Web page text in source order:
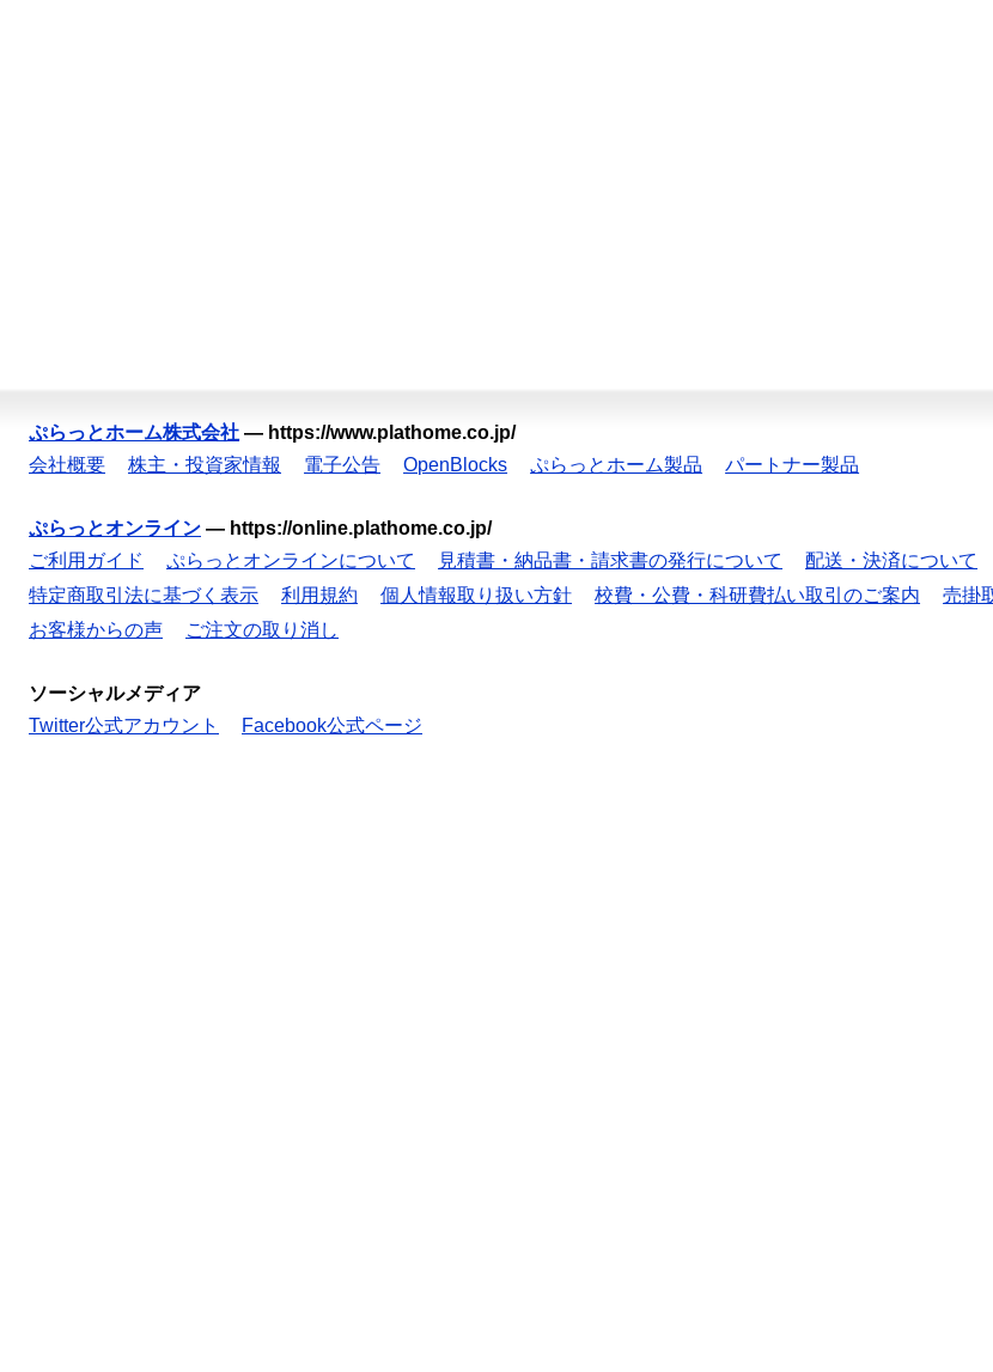
ぷらっとホーム株式会社 — https://www.plathome.co.jp/
会社概要
株主・投資家情報 電子公告 OpenBlocks ぷらっとホーム製品 パートナー製品
ぷらっとオンライン — https://online.plathome.co.jp/
ご利用ガイド
ぷらっとオンラインについて 見積書・納品書・請求書の発行について 配送・決済について
特定商取引法に基づく表示
利用規約 個人情報取り扱い方針 校費・公費・科研費払い取引のご案内 売掛
お客様からの声
ご注文の取り消し
ソーシャルメディア
Twitter公式アカウント
Facebook公式ページ